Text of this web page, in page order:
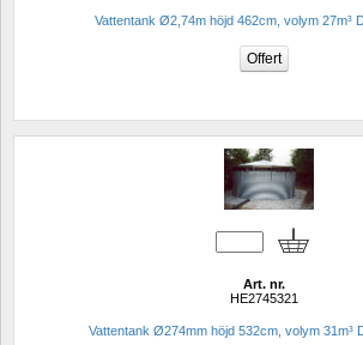
Vattentank Ø2,74m höjd 462cm, volym 27m³
Art. nr.
HE2745321
Vattentank Ø274mm höjd 532cm, volym 31m³